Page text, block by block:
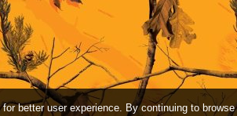
better user experience. By continuing to